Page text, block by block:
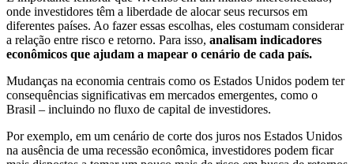
onde investidores têm a liberdade de alocar seus recursos em
diferentes países. Ao fazer essas escolhas, eles costumam considerar
a relação entre risco e retorno. Para isso, analisam indicadores
econômicos que ajudam a mapear o cenário de cada país.
Mudanças na economia centrais como os Estados Unidos podem ter
consequências significativas em mercados emergentes, como o
Brasil – incluindo no fluxo de capital de investidores.
Por exemplo, em um cenário de corte dos juros nos Estados Unidos
na ausência de uma recessão econômica, investidores podem ficar